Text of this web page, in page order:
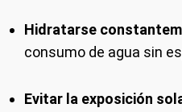
Hidratarse
consumo de agua sin
Evitar la exposición